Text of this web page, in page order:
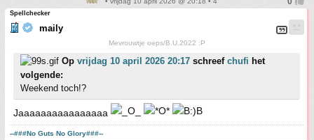
Spellchecker
maily
Mevrouwtje oeps/B.U.2022 :P
Op vrijdag 10 april 2026 20:17 schreef chufi het
volgende:
Weekend toch!?
Jaaaaaaaaaaaaaaaa
--###No Guts No Glory###--